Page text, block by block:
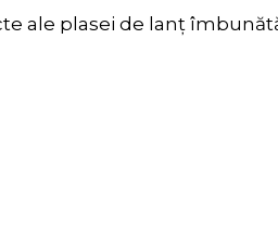
ale plasei de lanț